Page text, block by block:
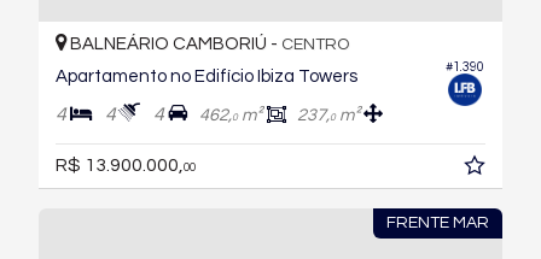
#1.390
BALNEÁRIO CAMBORIÚ - CENTRO
Apartamento no Edifício Ibiza Towers
4 4 4 462,0m² 237,0m²
R$ 13.900.000,00
FRENTE MAR